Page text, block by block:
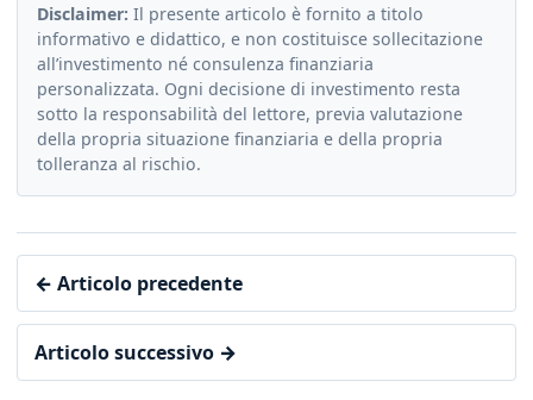
Disclaimer: Il presente articolo è fornito a titolo
informativo e didattico, e non costituisce sollecitazione
all’investimento né consulenza finanziaria
personalizzata. Ogni decisione di investimento resta
sotto la responsabilità del lettore, previa valutazione
della propria situazione finanziaria e della propria
tolleranza al rischio.
← Articolo precedente
Articolo successivo →